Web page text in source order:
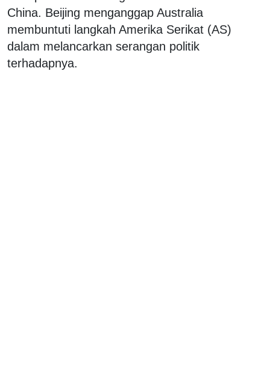
China. Beijing menganggap Australia
membuntuti langkah Amerika Serikat (AS)
dalam melancarkan serangan politik
terhadapnya.